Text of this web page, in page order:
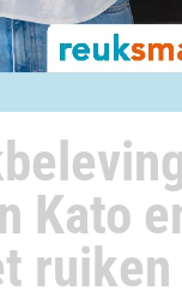
Kato
ruiken